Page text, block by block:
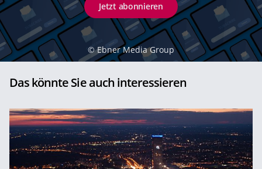
Jetzt abonnieren
© Ebner Media Group
Das könnte Sie auch interessieren